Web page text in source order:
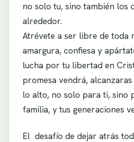
no solo tu, sino también los
alrededor.
Atrévete a ser libre de toda
amargura, confiesa y
lucha por tu libertad en
promesa vendrá,
lo alto, no solo para ti, sino
familia, y tus generaciones
El desafío de dejar atrás